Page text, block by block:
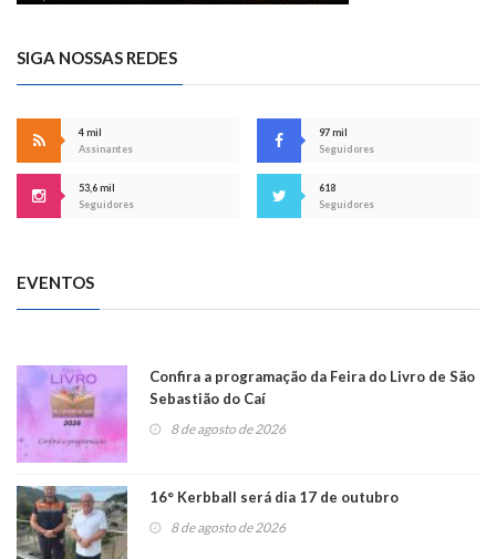
SIGA NOSSAS REDES
4 mil
Assinantes
97 mil
Seguidores
53,6 mil
Seguidores
618
Seguidores
EVENTOS
Confira a programação da Feira do Livro de São
Sebastião do Caí
8 de agosto de 2026
16° Kerbball será dia 17 de outubro
8 de agosto de 2026